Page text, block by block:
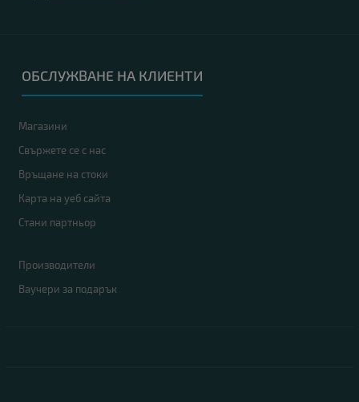
ОБСЛУЖВАНЕ НА КЛИЕНТИ
Магазини
Свържете се с нас
Връщане на стоки
Карта на уеб сайта
Стани партньор
Производители
Ваучери за подарък